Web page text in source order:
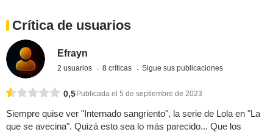
Crítica de usuarios
Efrayn
2 usuarios 8 críticas Sigue sus publicaciones
0,5 Publicada el 5 de septiembre de 2023
Siempre quise ver "Internado sangriento", la serie de Lola en "La
que se avecina". Quizá esto sea lo más parecido... Que los